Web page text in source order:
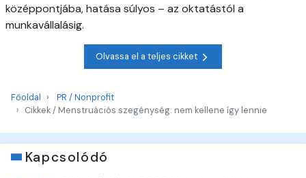
középpontjába, hatása súlyos – az oktatástól a
munkavállalásig.
Olvassa el a teljes cikket
Főoldal
PR / Nonprofit
Cikkek / Menstruációs szegénység: nem kellene így lennie
Kapcsolódó